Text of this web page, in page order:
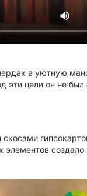
в уютную
эти цели он не был